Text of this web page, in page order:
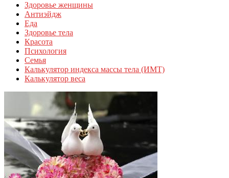
Здоровье женщины
Антиэйдж
Еда
Здоровье тела
Красота
Психология
Семья
Калькулятор индекса массы тела (ИМТ)
Калькулятор веса